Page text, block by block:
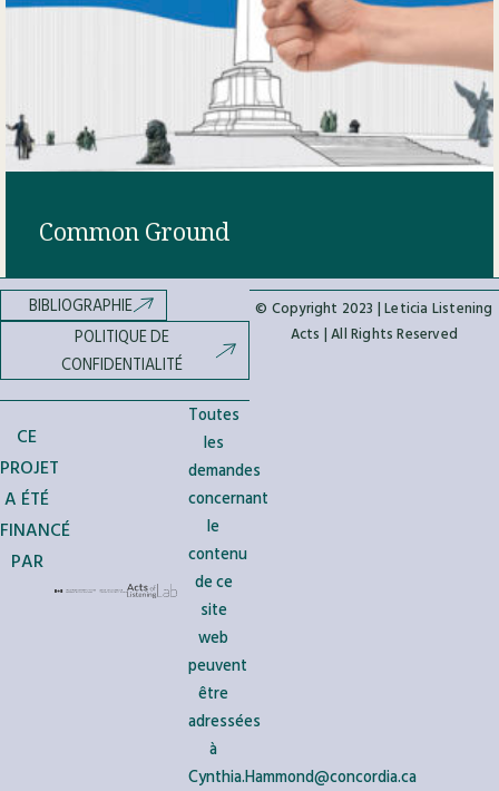
Common Ground
EN SAVOIR PLUS »
CE
PROJET
A ÉTÉ
FINANCÉ
PAR
Toutes
les
demandes
concernant
le
contenu
de ce
site
web
peuvent
être
adressées
à
Cynthia.Hammond@concordia.ca
BIBLIOGRAPHIE
POLITIQUE DE
CONFIDENTIALITÉ
© Copyright 2023 | Leticia Listening
Acts | All Rights Reserved